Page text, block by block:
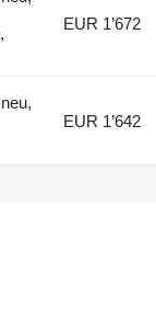
EUR 1’672
EUR 1’642